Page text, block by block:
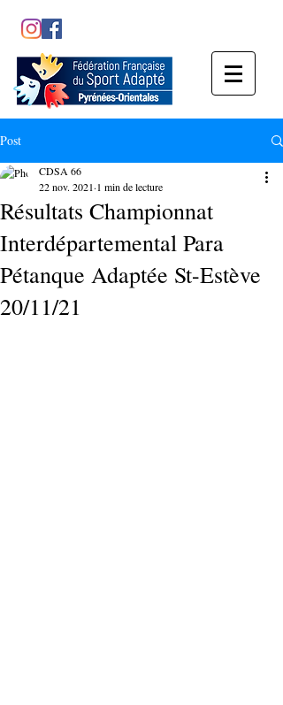
Post
Résultats Championnat
Interdépartemental Para
Pétanque Adaptée St-Estève
20/11/21
CDSA 66
22 nov. 2021 1 min de lecture